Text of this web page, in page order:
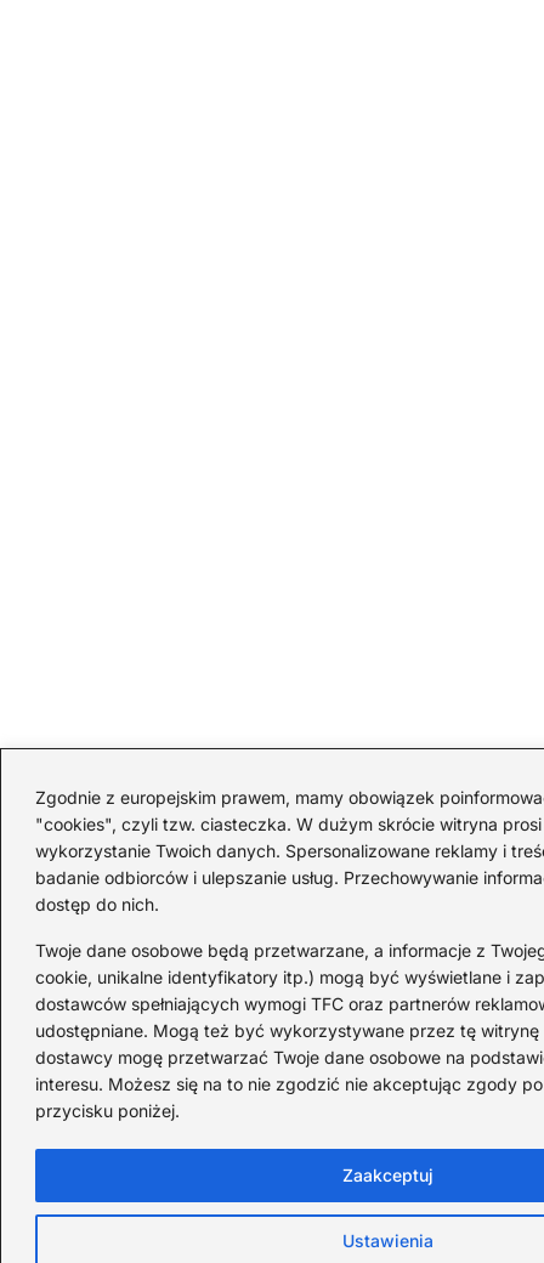
Zgodnie z europejskim prawem, mamy obowiązek
"cookies", czyli tzw. ciasteczka. W dużym skrócie witryna
wykorzystanie Twoich danych. Spersonalizowane reklamy i
badanie odbiorców i ulepszanie usług. Przechowywanie
dostęp do nich.
Twoje dane osobowe będą przetwarzane, a informacje z
cookie, unikalne identyfikatory itp.) mogą być wyświetlane i
dostawców spełniających wymogi TFC oraz partnerów
udostępniane. Mogą też być wykorzystywane przez tę
dostawcy mogę przetwarzać Twoje dane osobowe na
interesu. Możesz się na to nie zgodzić nie akceptując zgody
przycisku poniżej.
Ustawienia
Zaakceptuj